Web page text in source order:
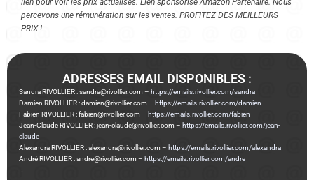
lien pour voir les prix actualisés. Lien sponsorisé Amazon Partenaire. Nous
percevons une rémunération sur les ventes. PROFITEZ DES MEILLEURS
PRIX !
ADRESSES EMAIL DISPONIBLES :
Sandra RIVOLLIER : sandra@rivollier.com – https://emails.rivollier.com/sandra
Damien RIVOLLIER : damien@rivollier.com – https://emails.rivollier.com/damien
Fabien RIVOLLIER : fabien@rivollier.com – https://emails.rivollier.com/fabien
Jean-Claude RIVOLLIER : jean-claude@rivollier.com – https://emails.rivollier.com/jean-
claude
Alexandra RIVOLLIER : alexandra@rivollier.com – https://emails.rivollier.com/alexandra
André RIVOLLIER : andre@rivollier.com – https://emails.rivollier.com/andre